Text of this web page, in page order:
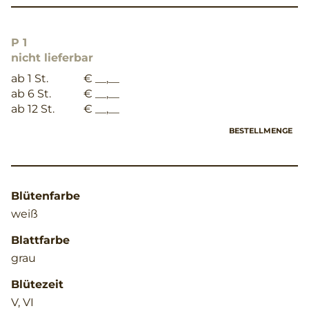
P 1
nicht lieferbar
ab 1 St.
€ __,__
ab 6 St.
€ __,__
ab 12 St.
€ __,__
BESTELLMENGE
Blütenfarbe
weiß
Blattfarbe
grau
Blütezeit
V, VI